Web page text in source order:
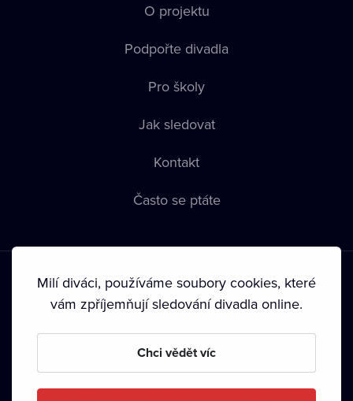
O projektu
Podpořte divadla
Pro školy
Jak sledovat
Kontakt
Často se ptáte
Podmínky používání • Ochrana soukromí • Zásady používání
• Autorská práva•
Milí diváci, používáme soubory cookies, které
vám zpříjemňují sledování divadla online.
Chci vědět víc